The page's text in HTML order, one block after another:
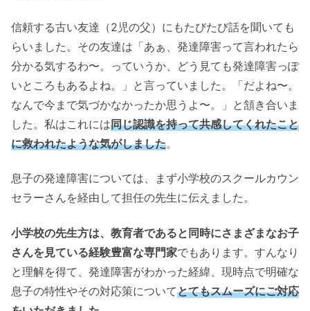
信頼する古い友達（2児の父）にもたびたび話を聞いても
らいました。その友達は「あぁ、発達障害って言われたら
分かる気するわ〜。っていうか、どう見ても発達障害っぽ
いところもあるよね。」と言っていました。「だよね〜。
なんで今まで気づかなかったか思うよ〜。」と頷き合いま
した。私はこれには同じ認識を持って共感してくれたこと
に救われたような気がしました。
息子の発達障害については、まず小学校のスクールカウン
セラーさんを経由して担任の先生に伝えました。
小学校の先生方は、教育者であると同時にさまざまなお子
さんを見ている経験豊富な専門家でもあります。すんなり
と理解を得て、発達障害がわかった経緯、現時点で明確な
息子の特性やその対応策についてとてもスムーズにご対応